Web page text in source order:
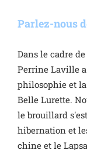
Parlez-nous
Dans le cadre
Perrine Laville
philosophie et
Belle Lurette.
le brouillard
hibernation et
chine et le